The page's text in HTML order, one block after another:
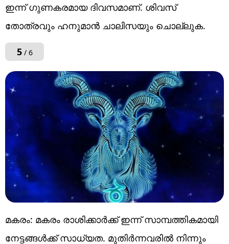
ഇന്ന് ഗുണകരമായ ദിവസമാണ്. ശിവസ്
തോത്രവും ഹനുമാൻ ചാലിസയും ചൊല്ലുക.
5/ 6
മകരം: മകരം രാശിക്കാർക്ക് ഇന്ന് സാമ്പത്തികമായി
നേട്ടങ്ങൾക്ക് സാധ്യത. മുതിർന്നവരിൽ നിന്നും